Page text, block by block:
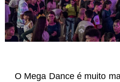
O Mega Dance é muito